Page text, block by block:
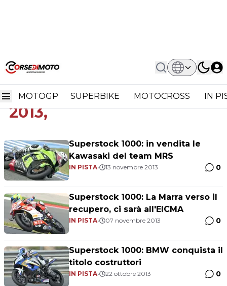
MOTOGP SUPERBIKE MOTOCROSS IN
Home Superstock 1000 FIM Cup 2013,
Superstock 1000 FIM Cup
2013,
Superstock 1000: in vendita le
Kawasaki del team MRS
IN PISTA• 13 novembre 2013 0
Superstock 1000: La Marra verso il
recupero, ci sarà all'EICMA
IN PISTA• 07 novembre 2013 0
Superstock 1000: BMW conquista il
titolo costruttori
IN PISTA• 22 ottobre 2013 0